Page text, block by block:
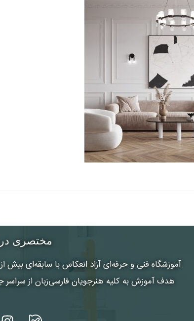
مختصری
آموزشگاه فنی و حرفه‌ای آزاد انعکاس
هدف آموزش به کلیه هنرجویان فارسی‌زبان از